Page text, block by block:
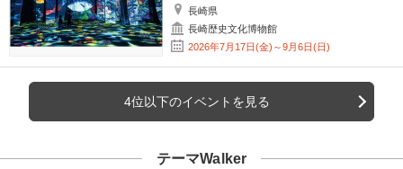
長崎県
長崎歴史文化博物館
2026年7月17日(金)～9月6日(日)
4位以下のイベントを見る
テーマWalker